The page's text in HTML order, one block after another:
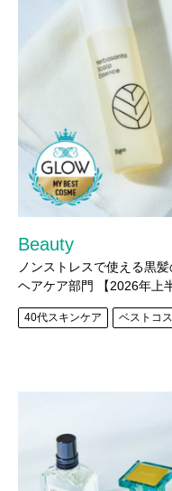
Beauty
ノンストレスで使える黒
ヘアケア部門 【2026年上
メ】
40代スキンケア ベストコ